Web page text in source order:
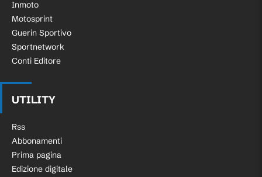
Inmoto
Motosprint
Guerin Sportivo
Sportnetwork
Conti Editore
UTILITY
Rss
Abbonamenti
Prima pagina
Edizione digitale